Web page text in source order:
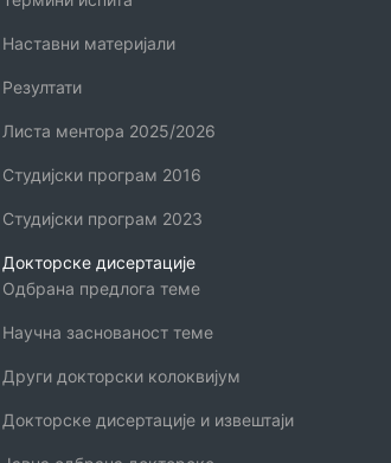
Наставни материјали
Резултати
Листа ментора 2025/2026
Студијски програм 2016
Студијски програм 2023
Докторске дисертације
Одбрана предлога теме
Научна заснованост теме
Други докторски колоквијум
Докторске дисертације и извештаји